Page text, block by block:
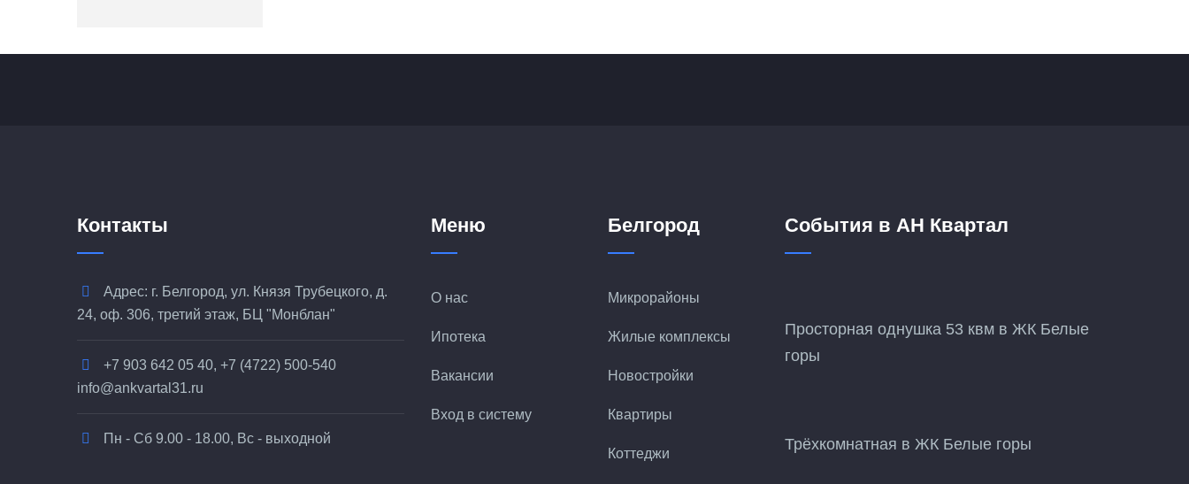
Контакты
Адрес: г. Белгород, ул. Князя Трубецкого, д.
24, оф. 306, третий этаж, БЦ "Монблан"
+7 903 642 05 40, +7 (4722) 500-540
info@ankvartal31.ru
Пн - Сб 9.00 - 18.00, Вс - выходной
Меню
О нас
Ипотека
Вакансии
Вход в систему
Белгород
Микрорайоны
Жилые комплексы
Новостройки
Квартиры
Коттеджи
События в АН Квартал
Просторная однушка 53 квм в ЖК Белые
горы
Трёхкомнатная в ЖК Белые горы